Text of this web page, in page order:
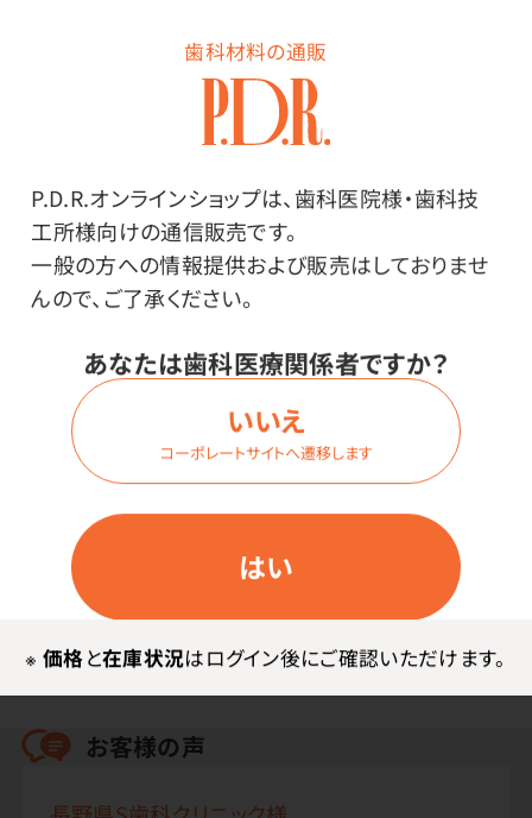
歯科材料の通販
P.D.R.オンラインショップは、歯科医院様・歯科技
工所様向けの通信販売です。
一般の方への情報提供および販売はしておりませ
んので、ご了承ください。
あなたは歯科医療関係者ですか？
はい
いいえ
コーポレートサイトへ遷移します
※ 価格と在庫状況はログイン後にご確認いただけます。
※ミキシングチップ取付前に、必ず左右のペーストをすり
切って先端を合わせてからご使用ください。
※ミキシングチップの仕様は順次変更になります。
お客様・スタッフの声
お客様の声